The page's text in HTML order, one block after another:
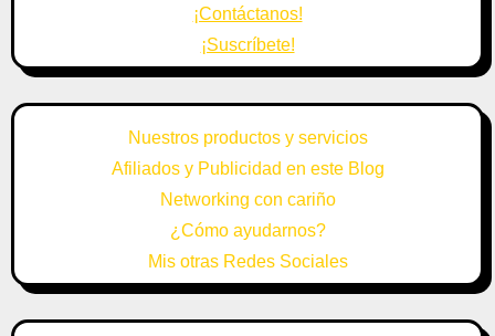
¡Contáctanos!
¡Suscríbete!
Nuestros productos y servicios
Afiliados y Publicidad en este Blog
Networking con cariño
¿Cómo ayudarnos?
Mis otras Redes Sociales